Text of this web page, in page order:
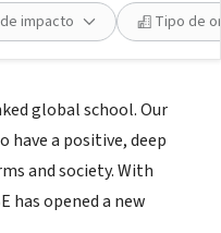
impacto Tipo de
global school. Our
have a positive, deep
and society. With
has opened a new